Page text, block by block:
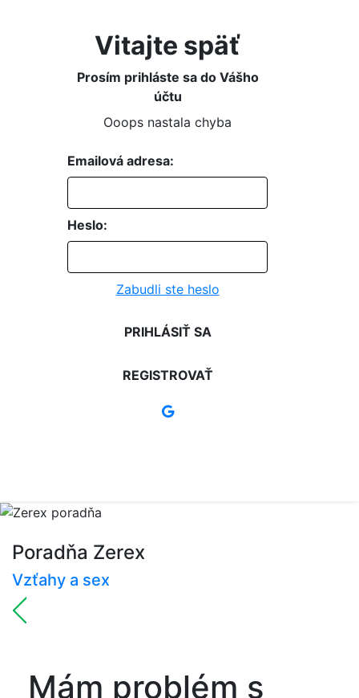
Vitajte späť
Prosím prihláste sa do Vášho
účtu
Ooops nastala chyba
Emailová adresa:
Heslo:
Zabudli ste heslo
PRIHLÁSIŤ SA
REGISTROVAŤ
Poradňa Zerex
Vzťahy a sex
Mám problém s